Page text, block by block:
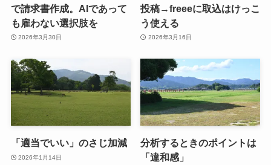
で請求書作成。AIであって
も雇わない選択肢を
2026年3月30日
投稿→freeeに取込はけっこ
う使える
2026年3月16日
「適当でいい」のさじ加減
2026年1月14日
分析するときのポイントは
「違和感」